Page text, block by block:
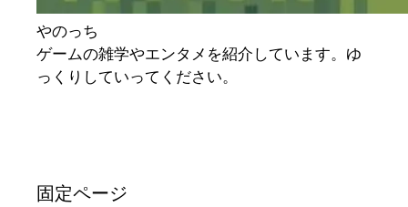
やのっち
ゲームの雑学やエンタメを紹介しています。ゆ
っくりしていってください。
固定ページ